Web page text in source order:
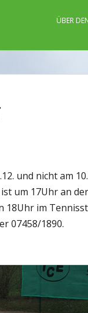
ÜBER
und nicht am
um 17Uhr an
im
07458/1890.